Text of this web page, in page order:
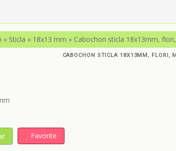
» Sticla » 18x13 mm » Cabochon sticla 18x13mm,
CABOCHON STICLA 18X13MM, FLORI,
Favorite